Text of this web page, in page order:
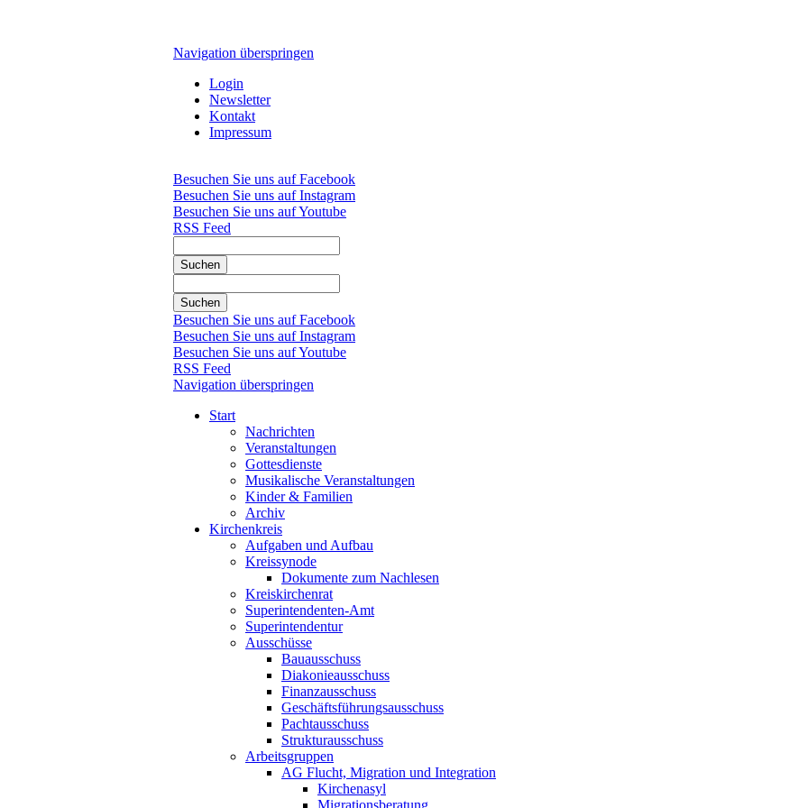
Navigation überspringen
Login
Newsletter
Kontakt
Impressum
Besuchen Sie uns auf Facebook
Besuchen Sie uns auf Instagram
Besuchen Sie uns auf Youtube
RSS Feed
Suchen
Suchen
Besuchen Sie uns auf Facebook
Besuchen Sie uns auf Instagram
Besuchen Sie uns auf Youtube
RSS Feed
Navigation überspringen
Start
Nachrichten
Veranstaltungen
Gottesdienste
Musikalische Veranstaltungen
Kinder & Familien
Archiv
Kirchenkreis
Aufgaben und Aufbau
Kreissynode
Dokumente zum Nachlesen
Kreiskirchenrat
Superintendenten-Amt
Superintendentur
Ausschüsse
Bauausschuss
Diakonieausschuss
Finanzausschuss
Geschäftsführungsausschuss
Pachtausschuss
Strukturausschuss
Arbeitsgruppen
AG Flucht, Migration und Integration
Kirchenasyl
Migrationsberatung